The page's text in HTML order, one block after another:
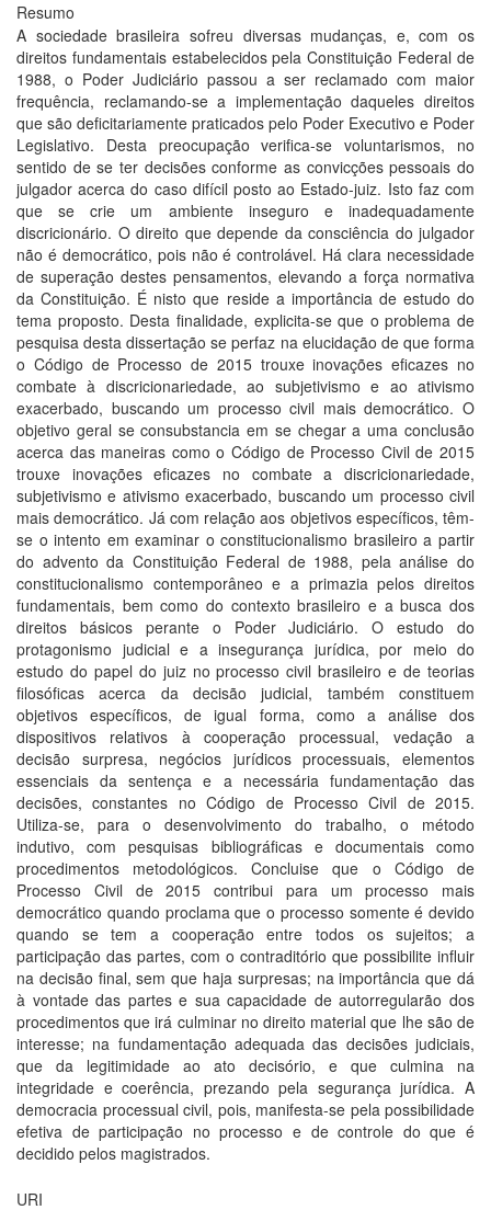
Resumo
A sociedade brasileira sofreu diversas mudanças, e, com os
direitos fundamentais estabelecidos pela Constituição Federal de
1988, o Poder Judiciário passou a ser reclamado com maior
frequência, reclamando-se a implementação daqueles direitos
que são deficitariamente praticados pelo Poder Executivo e Poder
Legislativo. Desta preocupação verifica-se voluntarismos, no
sentido de se ter decisões conforme as convicções pessoais do
julgador acerca do caso difícil posto ao Estado-juiz. Isto faz com
que se crie um ambiente inseguro e inadequadamente
discricionário. O direito que depende da consciência do julgador
não é democrático, pois não é controlável. Há clara necessidade
de superação destes pensamentos, elevando a força normativa
da Constituição. É nisto que reside a importância de estudo do
tema proposto. Desta finalidade, explicita-se que o problema de
pesquisa desta dissertação se perfaz na elucidação de que forma
o Código de Processo de 2015 trouxe inovações eficazes no
combate à discricionariedade, ao subjetivismo e ao ativismo
exacerbado, buscando um processo civil mais democrático. O
objetivo geral se consubstancia em se chegar a uma conclusão
acerca das maneiras como o Código de Processo Civil de 2015
trouxe inovações eficazes no combate a discricionariedade,
subjetivismo e ativismo exacerbado, buscando um processo civil
mais democrático. Já com relação aos objetivos específicos, têm-
se o intento em examinar o constitucionalismo brasileiro a partir
do advento da Constituição Federal de 1988, pela análise do
constitucionalismo contemporâneo e a primazia pelos direitos
fundamentais, bem como do contexto brasileiro e a busca dos
direitos básicos perante o Poder Judiciário. O estudo do
protagonismo judicial e a insegurança jurídica, por meio do
estudo do papel do juiz no processo civil brasileiro e de teorias
filosóficas acerca da decisão judicial, também constituem
objetivos específicos, de igual forma, como a análise dos
dispositivos relativos à cooperação processual, vedação a
decisão surpresa, negócios jurídicos processuais, elementos
essenciais da sentença e a necessária fundamentação das
decisões, constantes no Código de Processo Civil de 2015.
Utiliza-se, para o desenvolvimento do trabalho, o método
indutivo, com pesquisas bibliográficas e documentais como
procedimentos metodológicos. Concluise que o Código de
Processo Civil de 2015 contribui para um processo mais
democrático quando proclama que o processo somente é devido
quando se tem a cooperação entre todos os sujeitos; a
participação das partes, com o contraditório que possibilite influir
na decisão final, sem que haja surpresas; na importância que dá
à vontade das partes e sua capacidade de autorregularão dos
procedimentos que irá culminar no direito material que lhe são de
interesse; na fundamentação adequada das decisões judiciais,
que da legitimidade ao ato decisório, e que culmina na
integridade e coerência, prezando pela segurança jurídica. A
democracia processual civil, pois, manifesta-se pela possibilidade
efetiva de participação no processo e de controle do que é
decidido pelos magistrados.
URI